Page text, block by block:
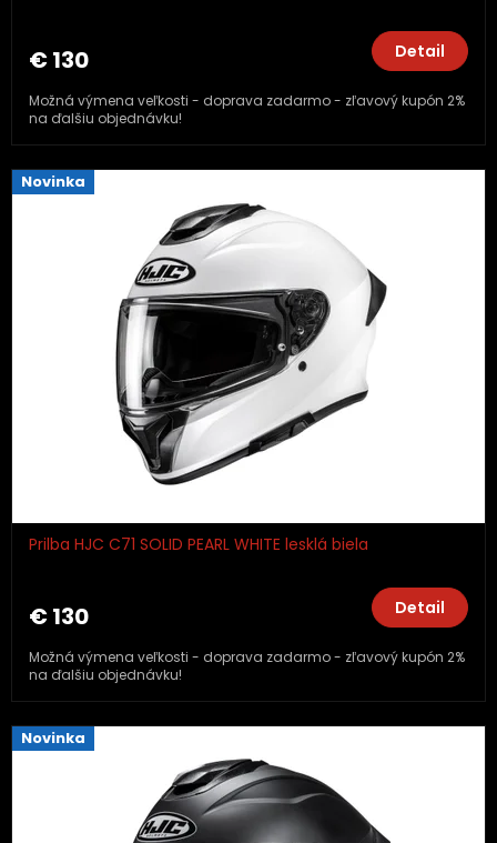
€ 130 Detail
Možná výmena veľkosti - doprava zadarmo - zľavový kupón 2%
na ďalšiu objednávku!
Novinka
Prilba HJC C71 SOLID PEARL WHITE lesklá biela
€ 130 Detail
Možná výmena veľkosti - doprava zadarmo - zľavový kupón 2%
na ďalšiu objednávku!
Novinka